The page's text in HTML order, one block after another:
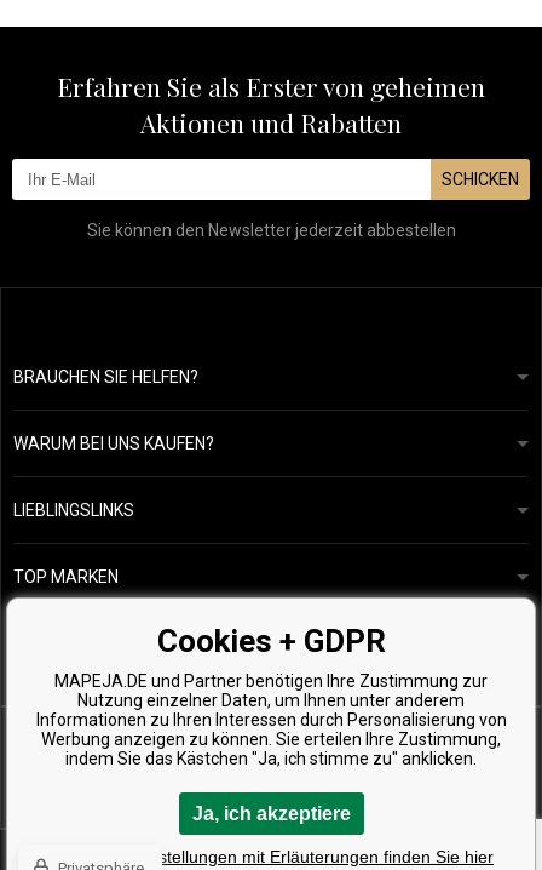
Erfahren Sie als Erster von geheimen
Aktionen und Rabatten
SCHICKEN
Sie können den Newsletter jederzeit abbestellen
BRAUCHEN SIE HELFEN?
info@mapeja.de
Wir werden innerhalb von 24 Stunden antworten.
WARUM BEI UNS KAUFEN?
Allgemeine geschäftsbedingungen
Datenschutzerklärung
Übersicht über Zahlungen und Versand
Rückgabe von Waren
LIEBLINGSLINKS
Unsere Geschichte
Kostenlose Produktproben
TOP MARKEN
Kérastase
Wella Professionals
Zenz Organic
Copyright © 2026 Mapeja.de, Alle Rechte vorbehalten
Cookies + GDPR
MAPEJA.DE und Partner benötigen Ihre Zustimmung zur
Nutzung einzelner Daten, um Ihnen unter anderem
Informationen zu Ihren Interessen durch Personalisierung von
Werbung anzeigen zu können. Sie erteilen Ihre Zustimmung,
indem Sie das Kästchen "Ja, ich stimme zu" anklicken.
Ja, ich akzeptiere
Detaillierte Einstellungen mit Erläuterungen finden Sie hier